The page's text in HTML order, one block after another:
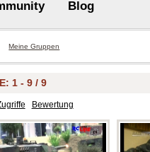
Blog
Meine Gruppen
1 - 9 / 9
Bewertung